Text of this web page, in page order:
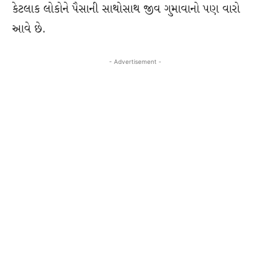
કેટલાક લોકોને પૈસાની સાથોસાથ જીવ ગુમાવાનો પણ વારો
આવે છે.
- Advertisement -